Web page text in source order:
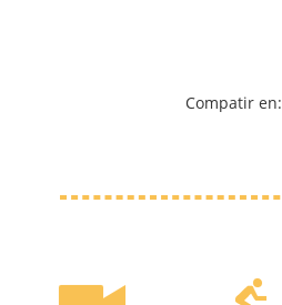
Compatir en: